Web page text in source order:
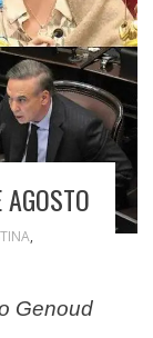
,
Genoud